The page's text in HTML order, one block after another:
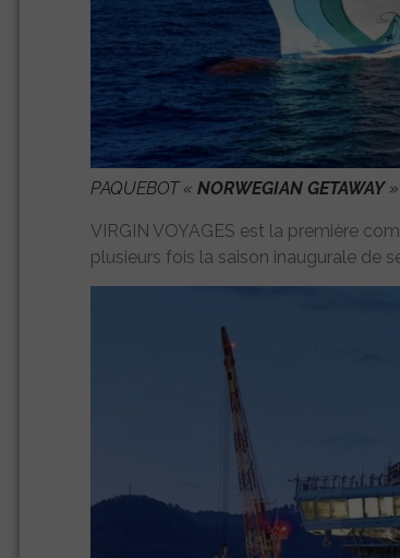
PAQUEBOT « NORWEGIAN GETAWAY»
VIRGIN VOYAGES est la première
plusieurs fois la saison inaugurale de